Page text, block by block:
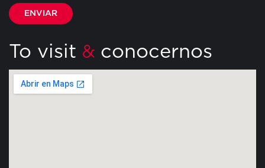
To visit & conocernos